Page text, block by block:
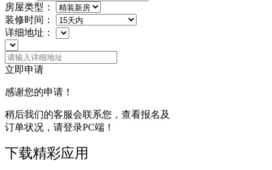
房屋类型：
装修时间：
详细地址：
立即申请
感谢您的申请！
稍后我们的客服会联系您，查看报名及
订单状况，请登录PC端！
下载精彩应用